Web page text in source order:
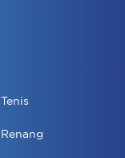
Tenis
Renang